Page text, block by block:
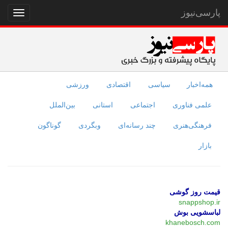
نمایش
منو
پارسی‌نیوز
همه‌اخبار سیاسی اقتصادی ورزشی
علمی فناوری اجتماعی استانی بین‌الملل
فرهنگی‌هنری چند رسانه‌ای وبگردی گوناگون
بازار
قیمت روز گوشی
snappshop.ir
لباسشویی بوش
khanebosch.com